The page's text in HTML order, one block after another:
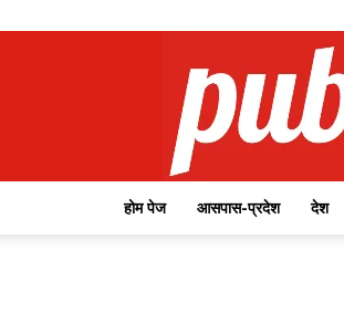
होम पेज आसपास-प्रदेश देश